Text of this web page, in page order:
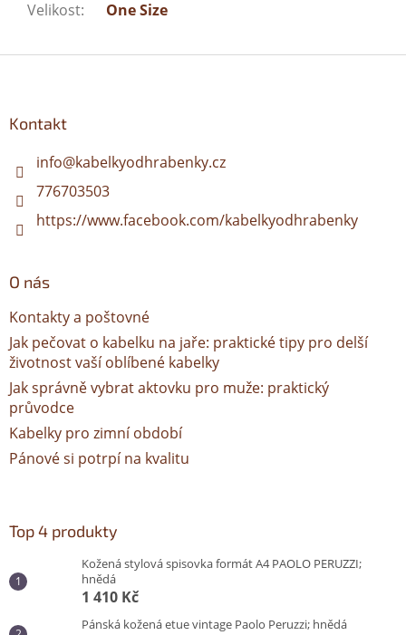
Velikost: One Size
Kontakt
info@kabelkyodhrabenky.cz
776703503
https://www.facebook.com/kabelkyodhrabenky
O nás
Kontakty a poštovné
Jak pečovat o kabelku na jaře: praktické tipy pro delší
životnost vaší oblíbené kabelky
Jak správně vybrat aktovku pro muže: praktický
průvodce
Kabelky pro zimní období
Pánové si potrpí na kvalitu
Top 4 produkty
Kožená stylová spisovka formát A4 PAOLO PERUZZI;
hnědá
1 410 Kč
Pánská kožená etue vintage Paolo Peruzzi; hnědá